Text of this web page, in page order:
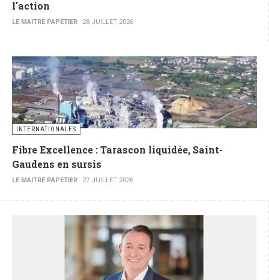
l'action
LE MAITRE PAPETIER 28 JUILLET 2026
INTERNATIONALES
Fibre Excellence : Tarascon liquidée, Saint-
Gaudens en sursis
LE MAITRE PAPETIER 27 JUILLET 2026